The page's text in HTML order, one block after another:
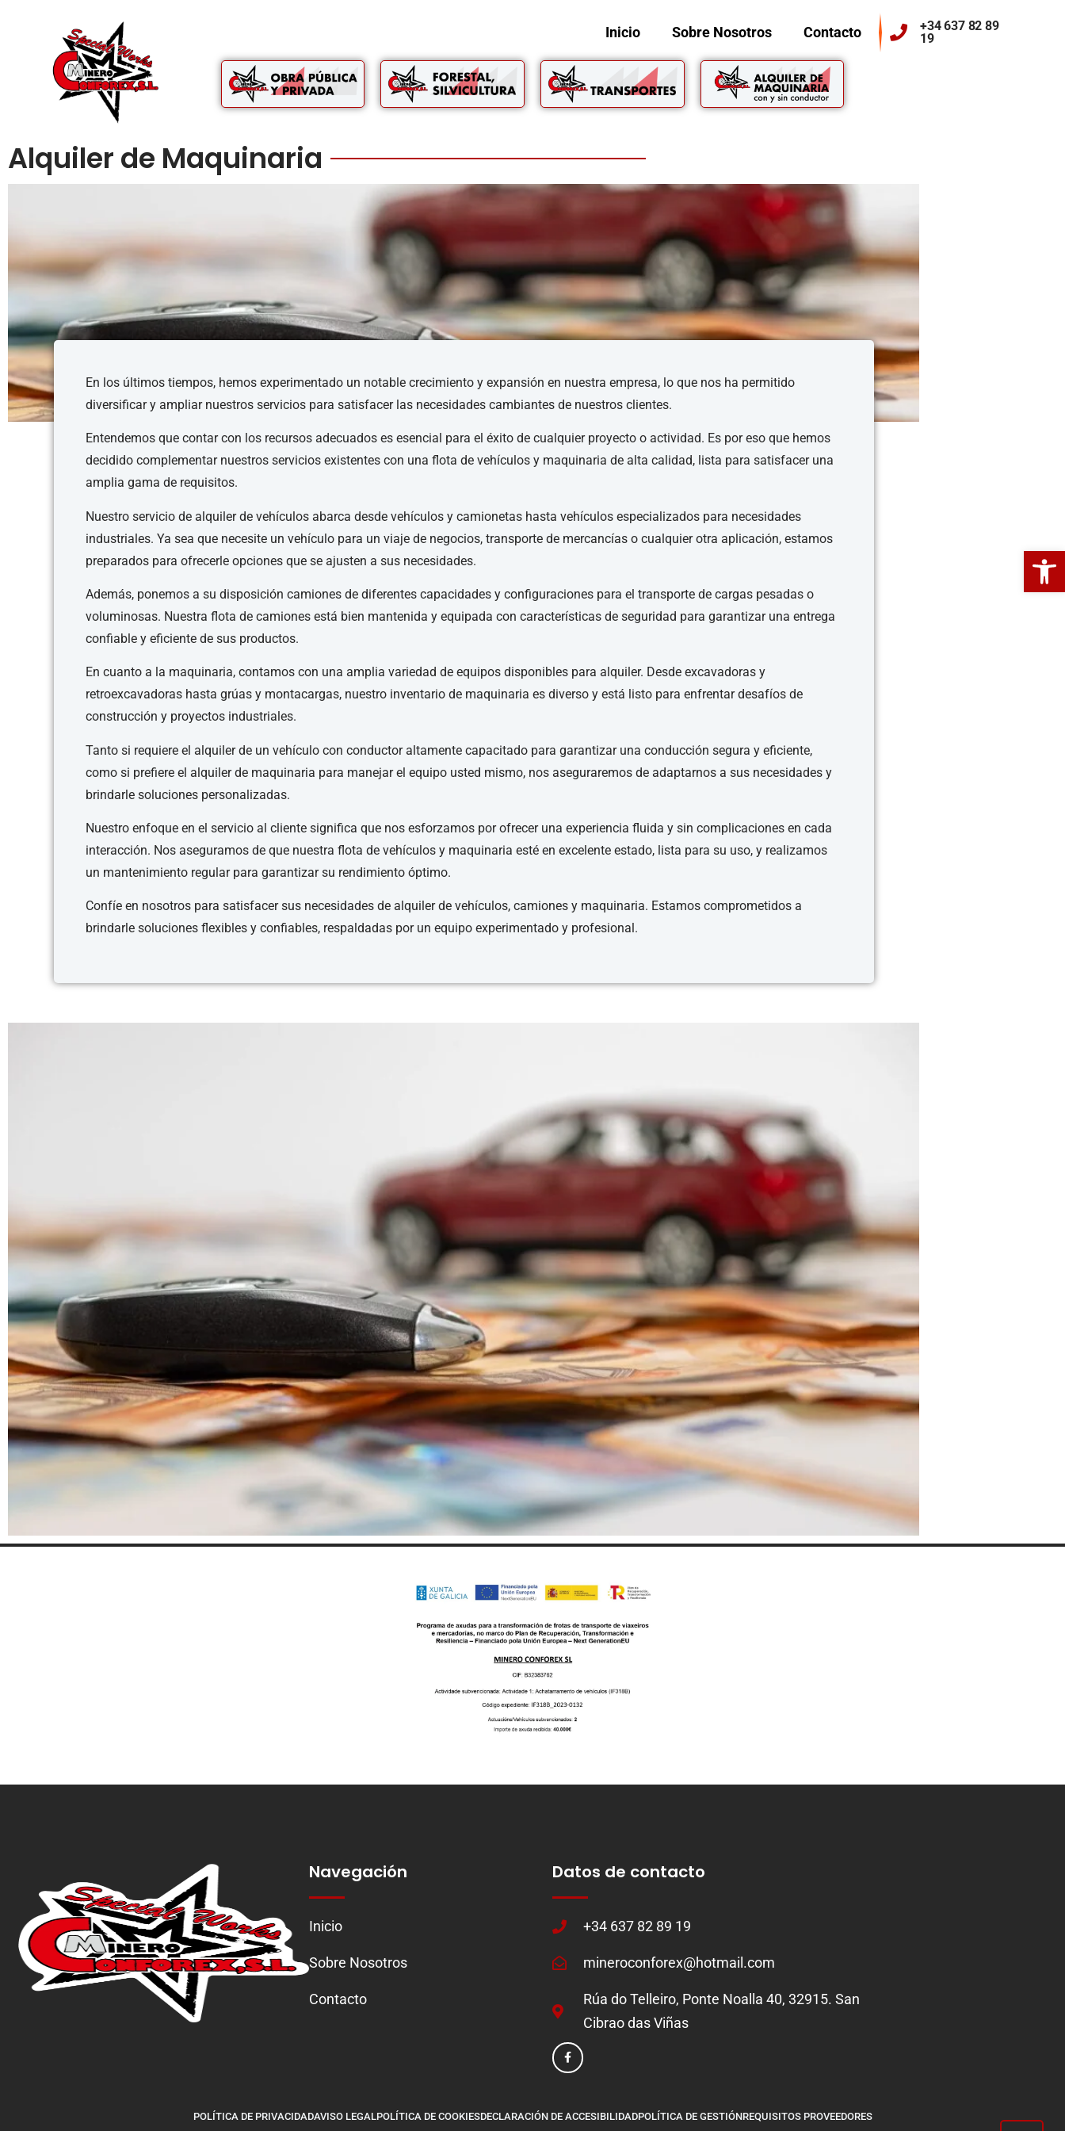
Abrir
Inicio Sobre Nosotros Contacto
+34 637 82 89
19
Alquiler de Maquinaria
En los últimos tiempos, hemos experimentado un notable crecimiento y expansión en nuestra empresa, lo que nos ha permitido
diversificar y ampliar nuestros servicios para satisfacer las necesidades cambiantes de nuestros clientes.
Entendemos que contar con los recursos adecuados es esencial para el éxito de cualquier proyecto o actividad. Es por eso que hemos
decidido complementar nuestros servicios existentes con una flota de vehículos y maquinaria de alta calidad, lista para satisfacer una
amplia gama de requisitos.
Nuestro servicio de alquiler de vehículos abarca desde vehículos y camionetas hasta vehículos especializados para necesidades
industriales. Ya sea que necesite un vehículo para un viaje de negocios, transporte de mercancías o cualquier otra aplicación, estamos
preparados para ofrecerle opciones que se ajusten a sus necesidades.
Además, ponemos a su disposición camiones de diferentes capacidades y configuraciones para el transporte de cargas pesadas o
voluminosas. Nuestra flota de camiones está bien mantenida y equipada con características de seguridad para garantizar una entrega
confiable y eficiente de sus productos.
En cuanto a la maquinaria, contamos con una amplia variedad de equipos disponibles para alquiler. Desde excavadoras y
retroexcavadoras hasta grúas y montacargas, nuestro inventario de maquinaria es diverso y está listo para enfrentar desafíos de
construcción y proyectos industriales.
Tanto si requiere el alquiler de un vehículo con conductor altamente capacitado para garantizar una conducción segura y eficiente,
como si prefiere el alquiler de maquinaria para manejar el equipo usted mismo, nos aseguraremos de adaptarnos a sus necesidades y
brindarle soluciones personalizadas.
Nuestro enfoque en el servicio al cliente significa que nos esforzamos por ofrecer una experiencia fluida y sin complicaciones en cada
interacción. Nos aseguramos de que nuestra flota de vehículos y maquinaria esté en excelente estado, lista para su uso, y realizamos
un mantenimiento regular para garantizar su rendimiento óptimo.
Confíe en nosotros para satisfacer sus necesidades de alquiler de vehículos, camiones y maquinaria. Estamos comprometidos a
brindarle soluciones flexibles y confiables, respaldadas por un equipo experimentado y profesional.
Navegación
Inicio
Sobre Nosotros
Contacto
Datos de contacto
+34 637 82 89 19
mineroconforex@hotmail.com
Rúa do Telleiro, Ponte Noalla 40, 32915. San
Cibrao das Viñas
POLÍTICA DE PRIVACIDADAVISO LEGALPOLÍTICA DE COOKIESDECLARACIÓN DE ACCESIBILIDADPOLÍTICA DE GESTIÓNREQUISITOS PROVEEDORES